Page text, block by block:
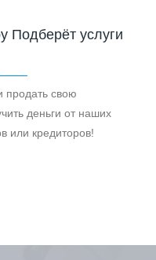
Подберёт услуги
продать свою
деньги от наших
или кредиторов!